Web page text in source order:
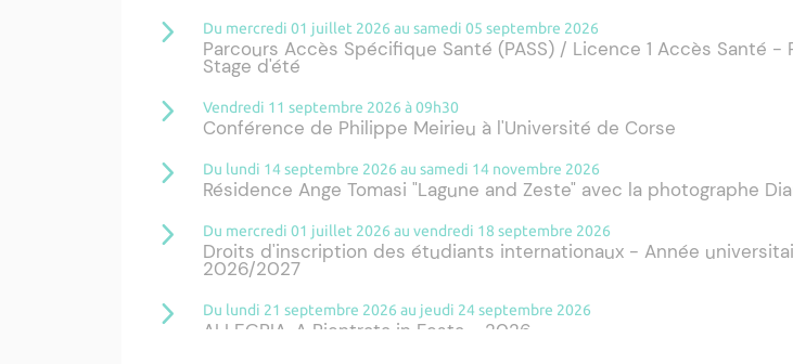
Du mercredi 01 juillet 2026 au samedi 05 septembre 2026
Parcours Accès Spécifique Santé (PASS) / Licence 1 Accès Santé -
Stage d'été
Vendredi 11 septembre 2026 à 09h30
Conférence de Philippe Meirieu à l'Université de Corse
Du lundi 14 septembre 2026 au samedi 14 novembre 2026
Résidence Ange Tomasi "Lagune and Zeste" avec la photographe
Du mercredi 01 juillet 2026 au vendredi 18 septembre 2026
Droits d'inscription des étudiants internationaux - Année
2026/2027
Du lundi 21 septembre 2026 au jeudi 24 septembre 2026
ALLEGRIA, A Rientrata in Festa - 2026